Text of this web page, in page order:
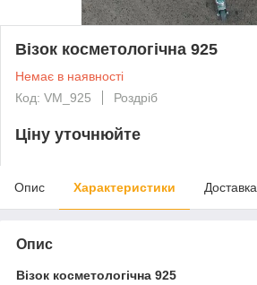
Візок косметологічна 925
Немає в наявності
Код: VM_925
Роздріб
Ціну уточнюйте
Опис Характеристики Доставка
Опис
Візок косметологічна 925